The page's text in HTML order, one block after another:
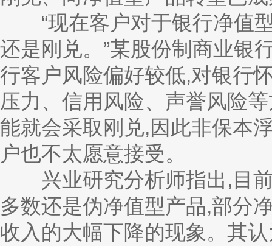
“现在客户对于银行净值型
还是刚兑。”某股份制商业银
行客户风险偏好较低,对银行
压力、信用风险、声誉风险
能就会采取刚兑,因此非保本
户也不太愿意接受。
兴业研究分析师指出,目前
多数还是伪净值型产品,部分
收入的大幅下降的现象。其